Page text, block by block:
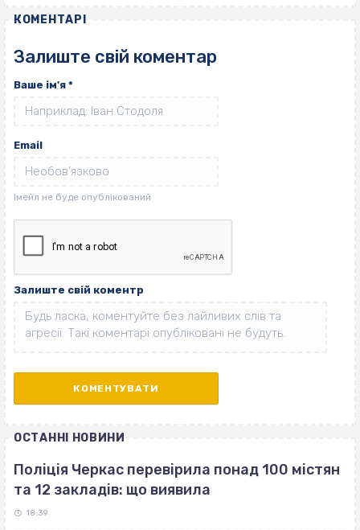
КОМЕНТАРІ
Залиште свій коментар
Ваше ім'я *
Email
Залиште свій коментр
ОСТАННІ НОВИНИ
Поліція Черкас перевірила понад 100 містян
та 12 закладів: що виявила
18:39